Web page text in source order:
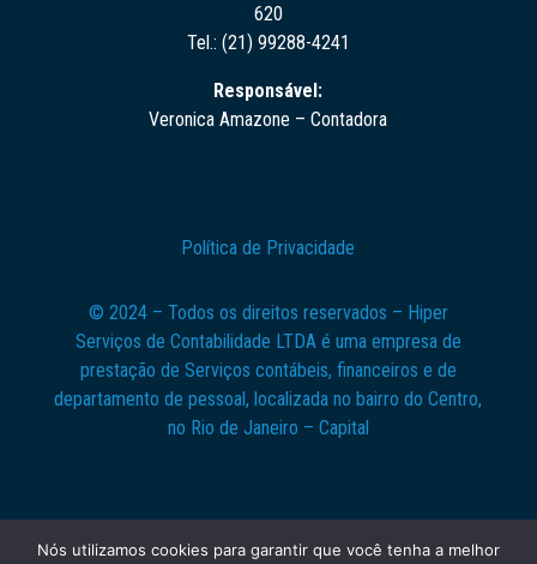
620
Tel.: (21) 99288-4241
Responsável:
Veronica Amazone – Contadora
Política de Privacidade
© 2024 – Todos os direitos reservados – Hiper
Serviços de Contabilidade LTDA é uma empresa de
prestação de Serviços contábeis, financeiros e de
departamento de pessoal, localizada no bairro do Centro,
no Rio de Janeiro – Capital
Nós utilizamos cookies para garantir que você tenha a melhor